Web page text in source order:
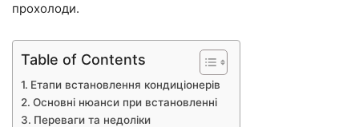
прохолоди.
Table of Contents
Етапи встановлення кондиціонерів
Основні нюанси при встановленні
Переваги та недоліки